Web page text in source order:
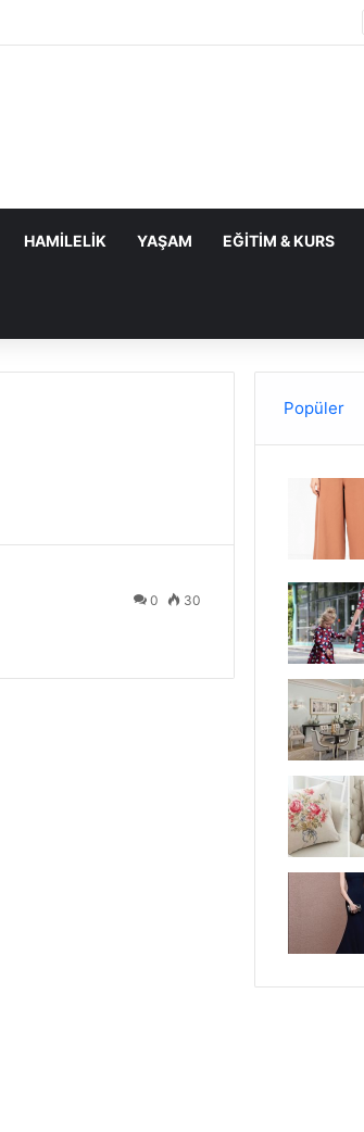
HAMILELIK YAŞAM EĞITIM & KURS
0 30
Popüler